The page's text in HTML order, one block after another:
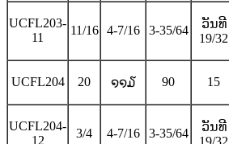
UCFL203-
11
11/16 4-7/16 3-35/64
ວັນທີ
19/32
UCFL204 20 ໑໑໓ 90 15
UCFL204-
12
3/4 4-7/16 3-35/64
ວັນທີ
19/32